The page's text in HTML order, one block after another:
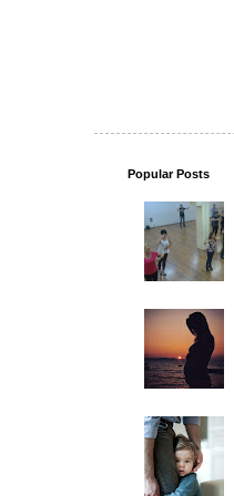
Popular Posts